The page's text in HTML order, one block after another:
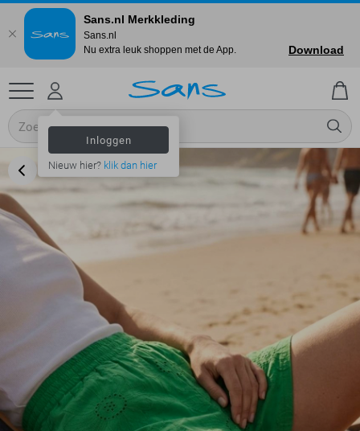
Inloggen
Nieuw hier? klik dan hier
Sans.nl Merkkleding
Sans.nl
Nu extra leuk shoppen met de App.
Download